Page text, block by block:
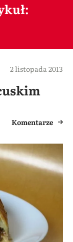
2 listopada 2013
Komentarze